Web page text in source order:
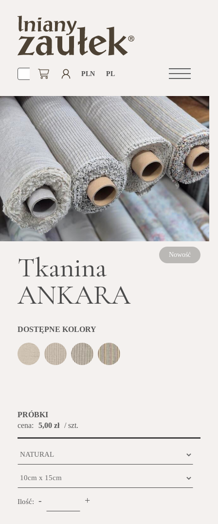
Otwórz
PLN PL
Nowość
Tkanina
ANKARA
DOSTĘPNE KOLORY
PRÓBKI
cena:
5,00 zł / szt.
Ilość: - +